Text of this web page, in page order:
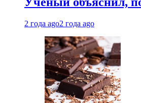
2 года ago2 года ago